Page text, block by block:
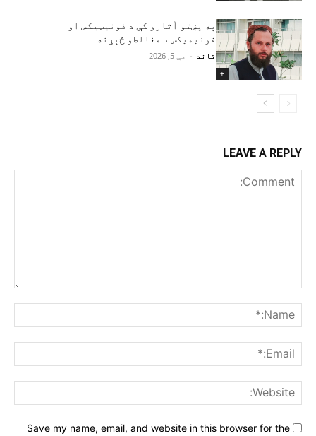
+
په پښتو آثارو کې د فونیټیکس او
فونیمیکس د مغالطو څېړنه
تاند - مې 5, 2026
LEAVE A REPLY
Save my name, email, and website in this browser for the